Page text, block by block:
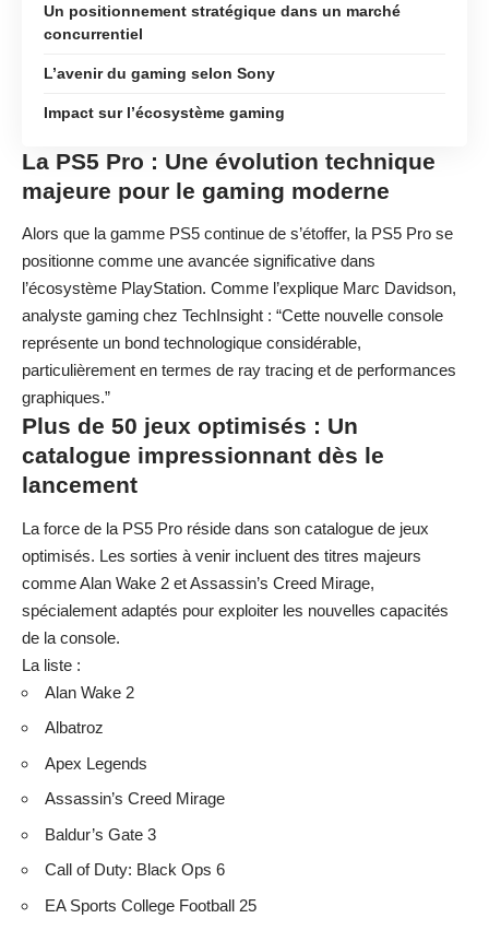
Un positionnement stratégique dans un marché
concurrentiel
L’avenir du gaming selon Sony
Impact sur l’écosystème gaming
La PS5 Pro : Une évolution technique
majeure pour le gaming moderne
Alors que la gamme PS5 continue de s’étoffer, la PS5 Pro se
positionne comme une avancée significative dans
l’écosystème PlayStation. Comme l’explique Marc Davidson,
analyste gaming chez TechInsight : “Cette nouvelle console
représente un bond technologique considérable,
particulièrement en termes de ray tracing et de performances
graphiques.”
Plus de 50 jeux optimisés : Un
catalogue impressionnant dès le
lancement
La force de la PS5 Pro réside dans son catalogue de jeux
optimisés. Les sorties à venir incluent des titres majeurs
comme Alan Wake 2 et Assassin’s Creed Mirage,
spécialement adaptés pour exploiter les nouvelles capacités
de la console.
La liste :
Alan Wake 2
Albatroz
Apex Legends
Assassin’s Creed Mirage
Baldur’s Gate 3
Call of Duty: Black Ops 6
EA Sports College Football 25